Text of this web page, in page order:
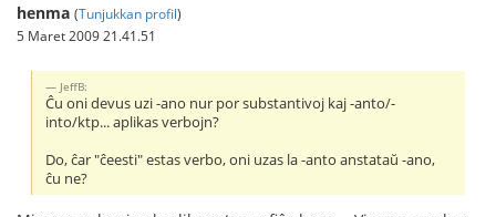
henma (Tunjukkan profil)
5 Maret 2009 21.41.51
JeffB:
Ĉu oni devus uzi -ano nur por substantivoj kaj -anto/-
into/ktp... aplikas verbojn?
Do, ĉar "ĉeesti" estas verbo, oni uzas la -anto anstataŭ -ano,
ĉu ne?